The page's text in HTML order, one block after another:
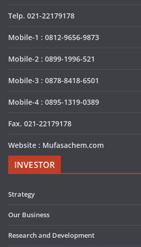
Telp. 021-22179178
Mobile-1 : 0812-9656-9873
Mobile-2 : 0899-1996-521
Mobile-3 : 0878-8418-6501
Mobile-4 : 0895-1319-0389
Fax. 021-22179178
Website : Mufasachem.com
INVESTOR
Strategy
Our Business
Research and Development